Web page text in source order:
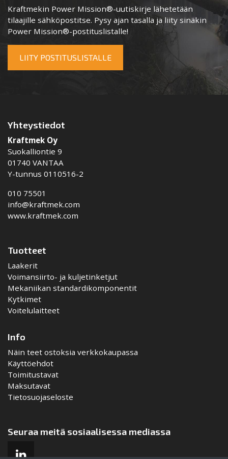
Kraftmekin Power Mission®-uutiskirje lähetetään
tilaajille sähköpostitse. Pysy ajan tasalla ja liity sinäkin
Power Mission®-postituslistalle!
LIITY POSTITUSLISTALLE
Yhteystiedot
Kraftmek Oy
Suokalliontie 9
01740 VANTAA
Y-tunnus 0110516-2
010 75501
info@kraftmek.com
www.kraftmek.com
Tuotteet
Laakerit
Voimansiirto- ja kuljetinketjut
Mekaniikan standardikomponentit
Kytkimet
Voitelulaitteet
Info
Näin teet ostoksia verkkokaupassa
Käyttöehdot
Toimitustavat
Maksutavat
Tietosuojaseloste
Seuraa meitä sosiaalisessa mediassa